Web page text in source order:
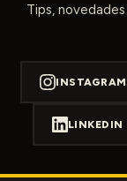
Tips,
INSTAGRAM
LINKEDIN